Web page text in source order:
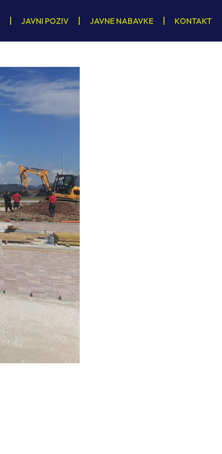
JAVNI POZIV JAVNE NABAVKE KONTAKT